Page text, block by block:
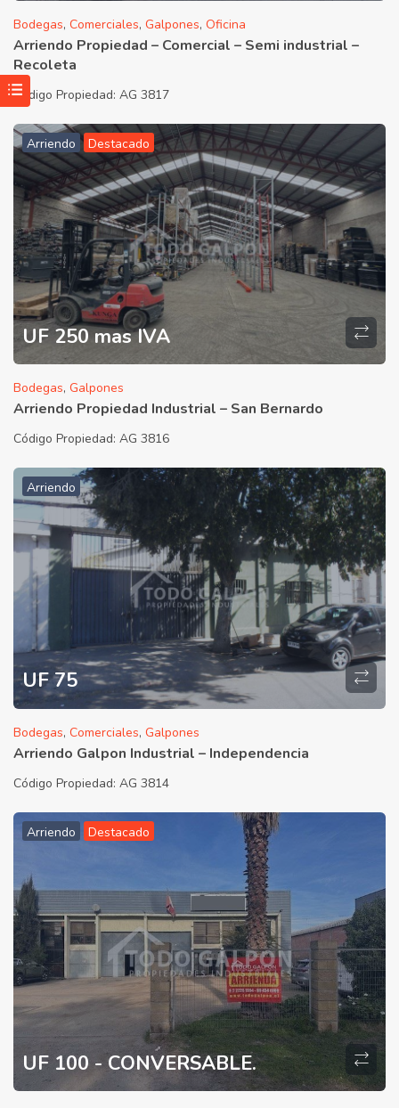
Bodegas, Comerciales, Galpones, Oficina
Arriendo Propiedad – Comercial – Semi industrial –
Recoleta
Código Propiedad: AG 3817
Arriendo Destacado
UF 250 mas IVA
Bodegas, Galpones
Arriendo Propiedad Industrial – San Bernardo
Código Propiedad: AG 3816
Arriendo
UF 75
Bodegas, Comerciales, Galpones
Arriendo Galpon Industrial – Independencia
Código Propiedad: AG 3814
Arriendo Destacado
UF 100 - CONVERSABLE.